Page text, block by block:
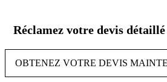
contenu
Réclamez votre devis
OBTENEZ VOTRE DEVIS